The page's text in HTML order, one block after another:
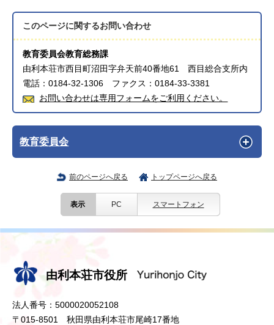
このページに関するお問い合わせ
教育委員会教育総務課
由利本荘市西目町沼田字弁天前40番地61 西目総合支所内
電話：0184-32-1306 ファクス：0184-33-3381
お問い合わせは専用フォームをご利用ください。
教育委員会
前のページへ戻る トップページへ戻る
表示 PC スマートフォン
由利本荘市役所
法人番号：5000020052108
〒015-8501 秋田県由利本荘市尾崎17番地